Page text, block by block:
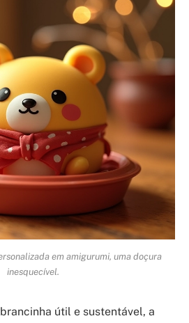
em amigurumi, uma doçura
inesquecível.
útil e sustentável, a